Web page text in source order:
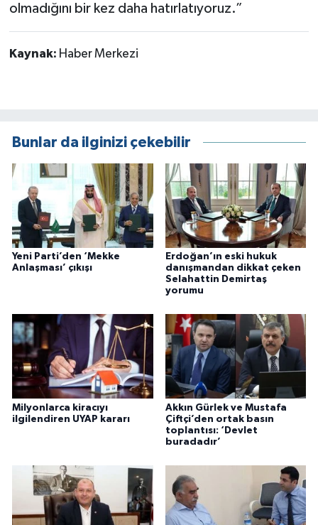
olmadığını bir kez daha hatırlatıyoruz.”
Kaynak: Haber Merkezi
Bunlar da ilginizi çekebilir
Yeni Parti’den ‘Mekke
Anlaşması’ çıkışı
Erdoğan’ın eski hukuk
danışmandan dikkat çeken
Selahattin Demirtaş
yorumu
Milyonlarca kiracıyı
ilgilendiren UYAP kararı
Akkın Gürlek ve Mustafa
Çiftçi’den ortak basın
toplantısı: ‘Devlet
buradadır’